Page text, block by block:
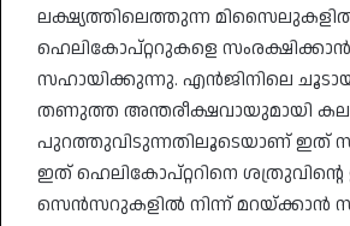
ലക്ഷ്യത്തിലെത്തുന്ന മിസൈലുകളിൽ
ഹെലികോപ്റ്ററുകളെ
സഹായിക്കുന്നു. എൻജിനിലെ
തണുത്ത അന്തരീക്ഷവായുമായി
പുറത്തുവിടുന്നതിലൂടെയാണ് ഇത്
ഇത് ഹെലികോപ്റ്ററിനെ
സെൻസറുകളിൽ നിന്ന് മറയ്ക്കാൻ